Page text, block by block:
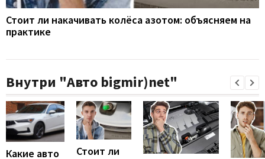
Стоит ли накачивать колёса азотом: объясняем на
практике
Внутри "Авто bigmir)net"
Какие авто
Стоит ли